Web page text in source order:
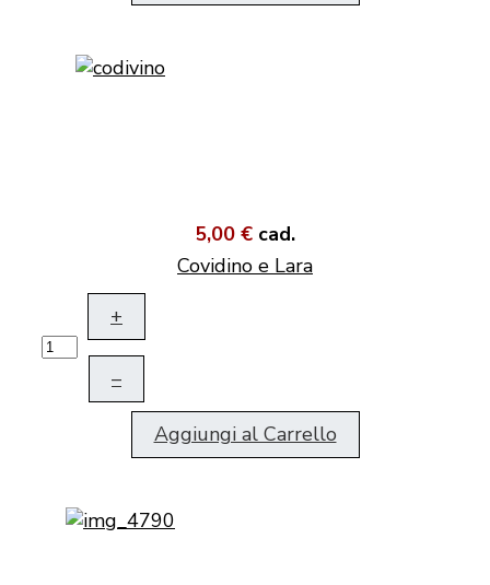
5,00 € cad.
Covidino e Lara
+
–
Aggiungi al Carrello